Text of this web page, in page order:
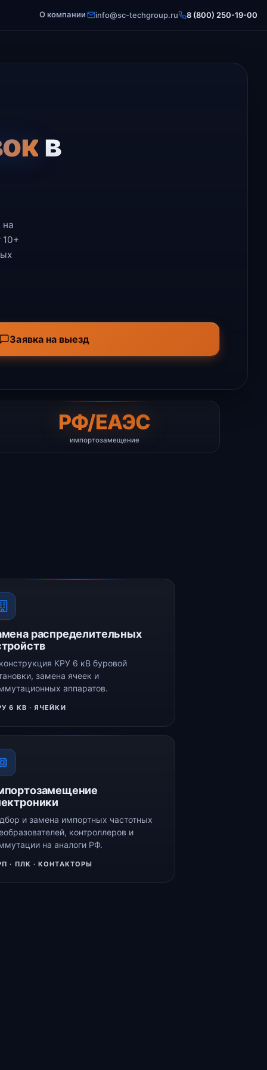
О компании info@sc-techgroup.ru 8 (800) 250-19-00
в
на
Заявка на выезд
РФ/ЕАЭС
импортозамещение
распределительных
КРУ 6 кВ буровой
замена ячеек и
аппаратов.
6 КВ · ЯЧЕЙКИ
и замена импортных частотных
контроллеров и
на аналоги РФ.
· ПЛК · КОНТАКТОРЫ